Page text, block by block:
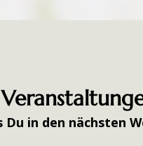
Du in den nächsten